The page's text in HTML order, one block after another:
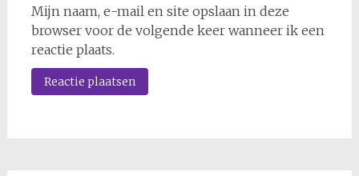
Mijn naam, e-mail en site opslaan in deze
browser voor de volgende keer wanneer ik een
reactie plaats.